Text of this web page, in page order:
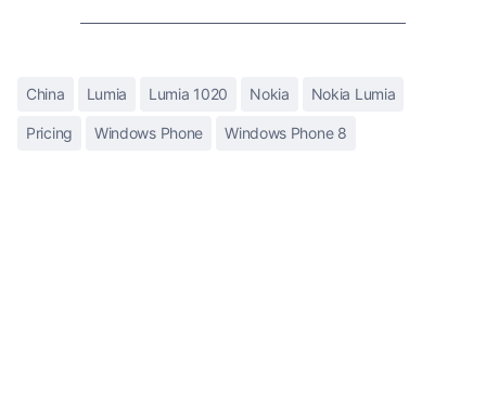
China Lumia Lumia 1020 Nokia Nokia Lumia
Pricing Windows Phone Windows Phone 8